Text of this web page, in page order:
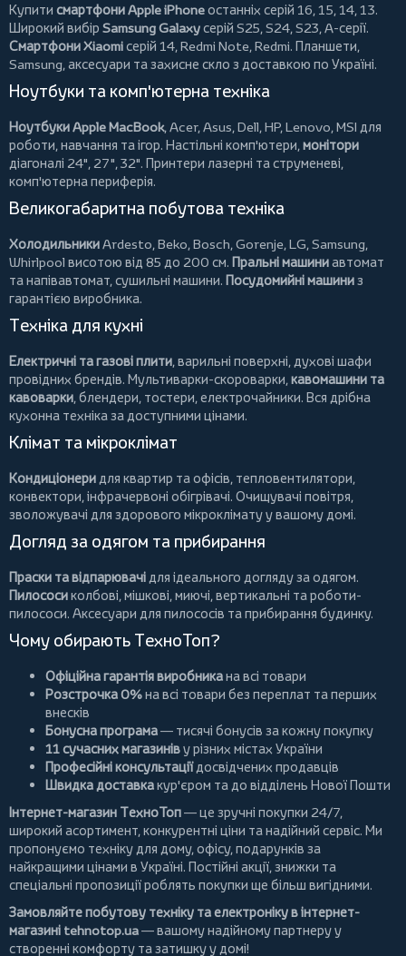
Купити смартфони Apple iPhoneостанніх серій 16, 15, 14, 13.
Широкий вибір Samsung Galaxyсерій S25, S24, S23, A-серії.
Смартфони Xiaomiсерій 14, Redmi Note, Redmi. Планшети,
Samsung, аксесуари тазахисне скло з доставкою по Україні.
Ноутбуки та комп'ютерна техніка
Ноутбуки Apple MacBook,Acer,Asus,Dell,HP,Lenovo,MSI для
роботи, навчання та ігор. Настільні комп'ютери,монітори
діагоналі 24", 27", 32". Принтери лазерні та струменеві,
комп'ютерна периферія.
Великогабаритна побутова техніка
ХолодильникиArdesto,Beko,Bosch,Gorenje,LG,Samsung,
Whirlpool висотою від 85 до 200 см. Пральні машиниавтомат
та напівавтомат,сушильні машини. Посудомийні машиниз
гарантією виробника.
Техніка для кухні
Електричні та газові плити, варильні поверхні, духові шафи
провідних брендів. Мультиварки-скороварки,кавомашини та
кавоварки,блендери, тостери,електрочайники. Вся дрібна
кухонна техніка за доступними цінами.
Клімат та мікроклімат
Кондиціонеридля квартир та офісів, тепловентилятори,
конвектори,інфрачервоні обігрівачі. Очищувачі повітря,
зволожувачі для здорового мікроклімату у вашому домі.
Догляд за одягом та прибирання
Праски та відпарювачідля ідеального догляду за одягом.
Пилососиколбові,мішкові,миючі,вертикальні тароботи-
пилососи. Аксесуари для пилососів та прибирання будинку.
Чому обирають ТехноТоп?
Офіційна гарантія виробникана всі товари
Розстрочка 0%на всі товари без переплат та перших
внесків
Бонусна програма— тисячі бонусів за кожну покупку
11 сучасних магазиніву різних містах України
Професійні консультаціїдосвідчених продавців
Швидка доставкакур'єром та до відділень Нової Пошти
Інтернет-магазин ТехноТоп— це зручні покупки 24/7,
широкий асортимент, конкурентні ціни та надійний сервіс. Ми
пропонуємо техніку для дому, офісу, подарунків за
найкращими цінами в Україні. Постійні акції, знижки та
спеціальні пропозиції роблять покупки ще більш вигідними.
Замовляйте побутову техніку та електроніку в інтернет-
магазині tehnotop.ua— вашому надійному партнеру у
створенні комфорту та затишку у домі!